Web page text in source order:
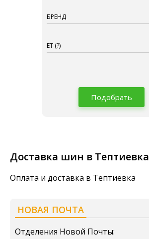
БРЕНД
ET (?)
Подобрать
Доставка шин в Тептиевка
Оплата и доставка в Тептиевка
НОВАЯ ПОЧТА
Отделения Новой Почты: